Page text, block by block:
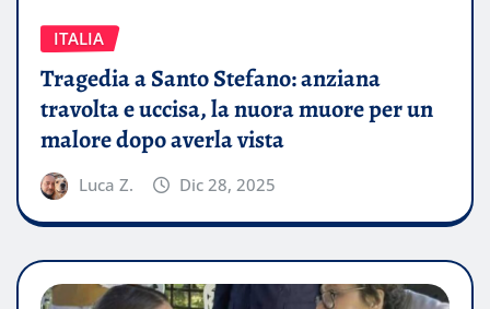
ITALIA
Tragedia a Santo Stefano: anziana
travolta e uccisa, la nuora muore per un
malore dopo averla vista
Luca Z. Dic 28, 2025